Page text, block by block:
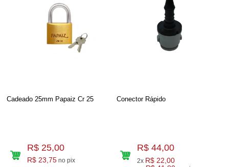
Cadeado 25mm Papaiz Cr 25
R$ 25,00
R$ 23,75 no pix
Conector Rápido
R$ 44,00
2x R$ 22,00